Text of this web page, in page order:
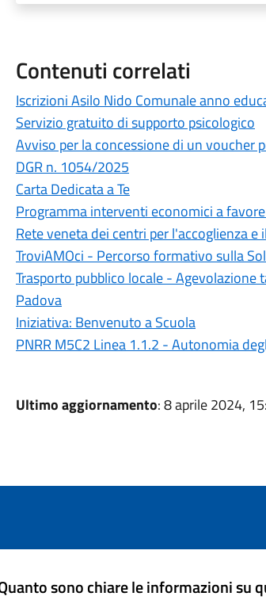
Contenuti correlati
Iscrizioni Asilo Nido Comunale anno
Servizio gratuito di supporto psicologico
Avviso per la concessione di un voucher
DGR n. 1054/2025
Carta Dedicata a Te
Programma interventi economici a
Rete veneta dei centri per l'accoglienza
TroviAMOci - Percorso formativo sulla
Trasporto pubblico locale -
Padova
Iniziativa: Benvenuto a Scuola
PNRR M5C2 Linea 1.1.2 - Autonomia
Ultimo aggiornamento: 8 aprile 2024,
sono chiare le informazioni su